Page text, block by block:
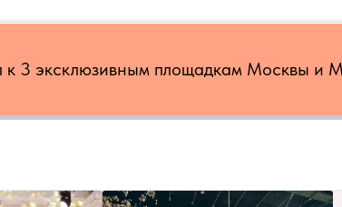
к 3 эксклюзивным площадкам Москвы и